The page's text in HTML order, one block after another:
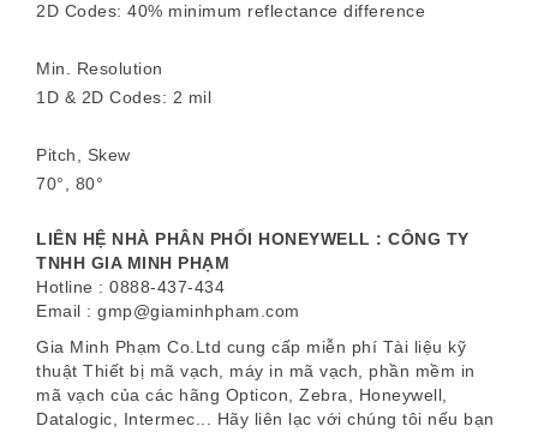
2D Codes: 40% minimum reflectance difference
Min. Resolution
1D & 2D Codes: 2 mil
Pitch, Skew
70°, 80°
LIÊN HỆ NHÀ PHÂN PHỐI HONEYWELL : CÔNG TY
TNHH GIA MINH PHẠM
Hotline : 0888-437-434
Email : gmp@giaminhpham.com
Gia Minh Phạm Co.Ltd cung cấp miễn phí Tài liệu kỹ
thuật Thiết bị mã vạch, máy in mã vạch, phần mềm in
mã vạch của các hãng Opticon, Zebra, Honeywell,
Datalogic, Intermec... Hãy liên lạc với chúng tôi nếu bạn